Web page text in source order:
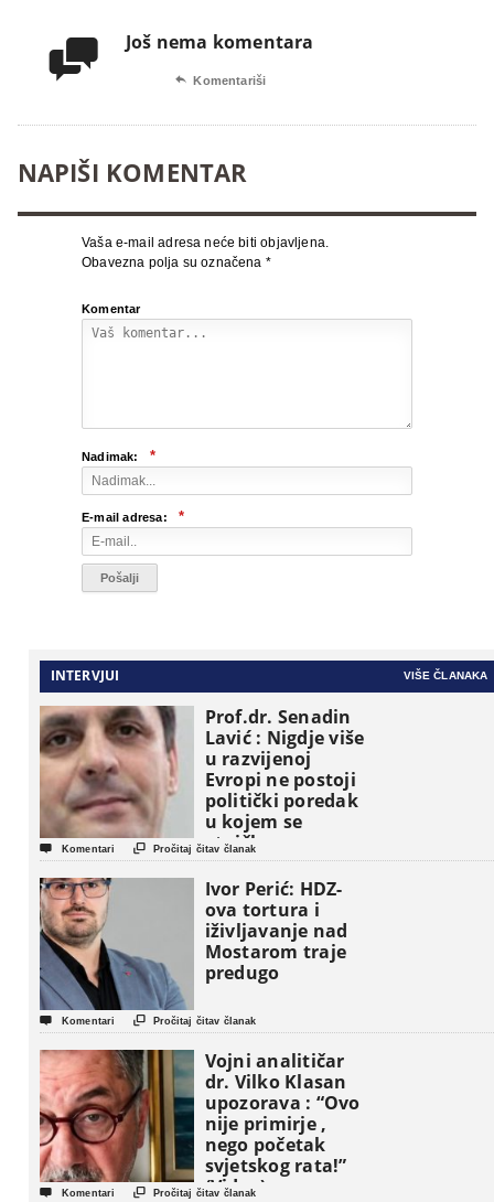
 Još nema komentara
 Komentariši
NAPIŠI KOMENTAR
Vaša e-mail adresa neće biti objavljena.
Obavezna polja su označena *
Komentar
Nadimak: *
E-mail adresa: *
INTERVJUI VIŠE ČLANAKA
Prof.dr. Senadin
Lavić : Nigdje više
u razvijenoj
Evropi ne postoji
politički poredak
u kojem se
etničke grupe
pojavljuju kao
osnovne
političke jedinice
 Komentari  Pročitaj čitav članak
Ivor Perić: HDZ-
ova tortura i
iživljavanje nad
Mostarom traje
predugo
 Komentari  Pročitaj čitav članak
Vojni analitičar
dr. Vilko Klasan
upozorava : “Ovo
nije primirje ,
nego početak
svjetskog rata!”
(Video)
 Komentari  Pročitaj čitav članak